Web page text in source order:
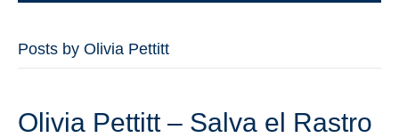
Posts by Olivia Pettitt
Olivia Pettitt – Salva el Rastro